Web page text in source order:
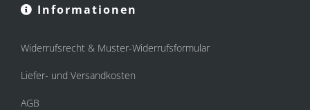
Informationen
Widerrufsrecht & Muster-Widerrufsformular
Liefer- und Versandkosten
AGB